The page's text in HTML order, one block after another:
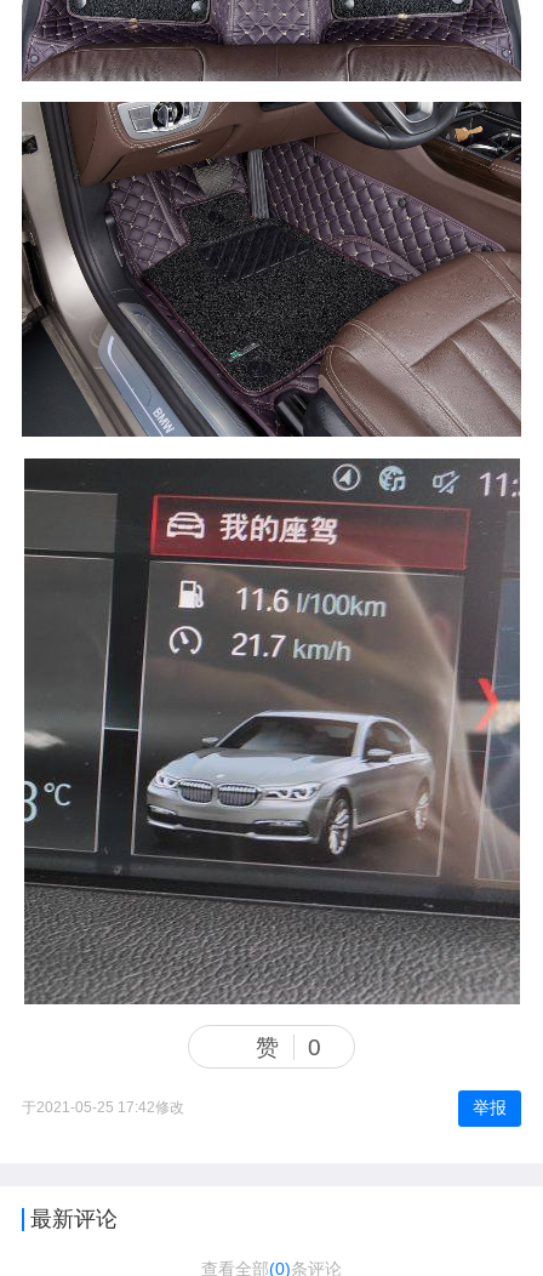
赞 0
于2021-05-25 17:42修改 举报
最新评论
查看全部(0)条评论